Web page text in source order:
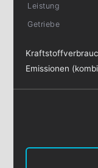
Leistung
Getriebe
Emissionen